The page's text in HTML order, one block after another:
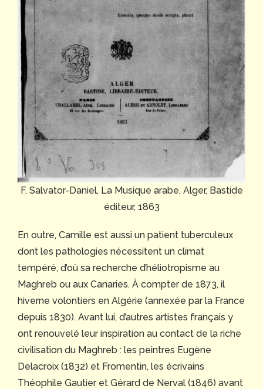
F. Salvator-Daniel, La Musique arabe, Alger, Bastide
éditeur, 1863
En outre, Camille est aussi un patient tuberculeux
dont les pathologies nécessitent un climat
tempéré, d’où sa recherche d’héliotropisme au
Maghreb ou aux Canaries. À compter de 1873, il
hiverne volontiers en Algérie (annexée par la France
depuis 1830). Avant lui, d’autres artistes français y
ont renouvelé leur inspiration au contact de la riche
civilisation du Maghreb : les peintres Eugène
Delacroix (1832) et Fromentin, les écrivains
Théophile Gautier et Gérard de Nerval (1846) avant